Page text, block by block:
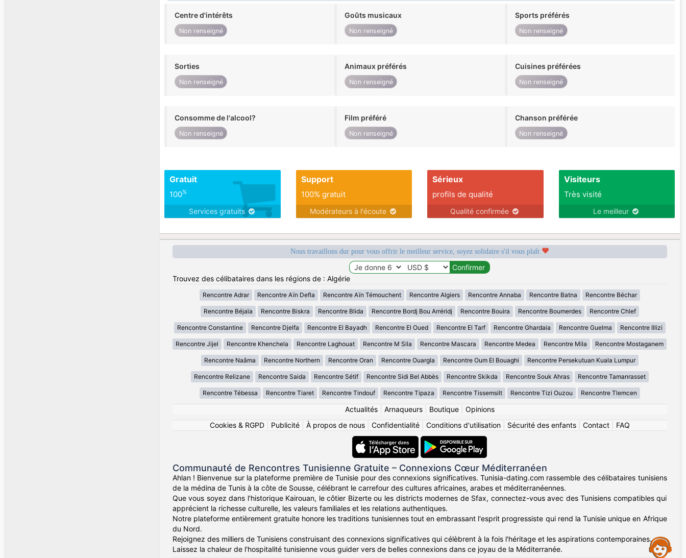
Centre d'intérêts
Non renseigné
Goûts musicaux
Non renseigné
Sports préférés
Non renseigné
Sorties
Non renseigné
Animaux préférés
Non renseigné
Cuisines préférées
Non renseigné
Consomme de l'alcool?
Non renseigné
Film préféré
Non renseigné
Chanson préférée
Non renseigné
Gratuit
100%
Services gratuits
Support
100% gratuit
Modérateurs à l'écoute
Sérieux
profils de qualité
Qualité confirmée
Visiteurs
Très visité
Le meilleur
Nous travaillons dur pour vous offrir le meilleur service, soyez solidaire s'il vous plaît
Trouvez des célibataires dans les régions de : Algérie
Rencontre Adrar Rencontre Aïn Defla Rencontre Aïn Témouchent Rencontre Algiers Rencontre Annaba Rencontre Batna Rencontre Béchar
Rencontre Béjaïa Rencontre Biskra Rencontre Blida Rencontre Bordj Bou Arréridj Rencontre Bouira Rencontre Boumerdes Rencontre Chlef
Rencontre Constantine Rencontre Djelfa Rencontre El Bayadh Rencontre El Oued Rencontre El Tarf Rencontre Ghardaia Rencontre Guelma Rencontre Illizi
Rencontre Jijel Rencontre Khenchela Rencontre Laghouat Rencontre M Sila Rencontre Mascara Rencontre Medea Rencontre Mila Rencontre Mostaganem
Rencontre Naâma Rencontre Northern Rencontre Oran Rencontre Ouargla Rencontre Oum El Bouaghi Rencontre Persekutuan Kuala Lumpur
Rencontre Relizane Rencontre Saida Rencontre Sétif Rencontre Sidi Bel Abbès Rencontre Skikda Rencontre Souk Ahras Rencontre Tamanrasset
Rencontre Tébessa Rencontre Tiaret Rencontre Tindouf Rencontre Tipaza Rencontre Tissemsilt Rencontre Tizi Ouzou Rencontre Tlemcen
Actualités| Arnaqueurs| Boutique| Opinions
Cookies & RGPD| Publicité| À propos de nous| Confidentialité| Conditions d'utilisation| Sécurité des enfants| Contact| FAQ
Communauté de Rencontres Tunisienne Gratuite – Connexions Cœur Méditerranéen
Ahlan ! Bienvenue sur la plateforme première de Tunisie pour des connexions significatives. Tunisia-dating.com rassemble des célibataires tunisiens
de la médina de Tunis à la côte de Sousse, célébrant le carrefour des cultures africaines, arabes et méditerranéennes.
Que vous soyez dans l'historique Kairouan, le côtier Bizerte ou les districts modernes de Sfax, connectez-vous avec des Tunisiens compatibles qui
apprécient la richesse culturelle, les valeurs familiales et les relations authentiques.
Notre plateforme entièrement gratuite honore les traditions tunisiennes tout en embrassant l'esprit progressiste qui rend la Tunisie unique en Afrique
du Nord.
Rejoignez des milliers de Tunisiens construisant des connexions significatives qui célèbrent à la fois l'héritage et les aspirations contemporaines.
Laissez la chaleur de l'hospitalité tunisienne vous guider vers de belles connexions dans ce joyau de la Méditerranée.
Assistance